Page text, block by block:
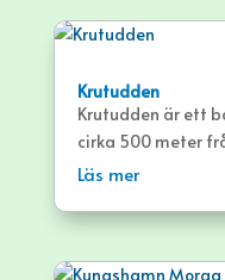
Krutudden
Krutudden är ett
cirka 500 meter
en udde som
Läs mer